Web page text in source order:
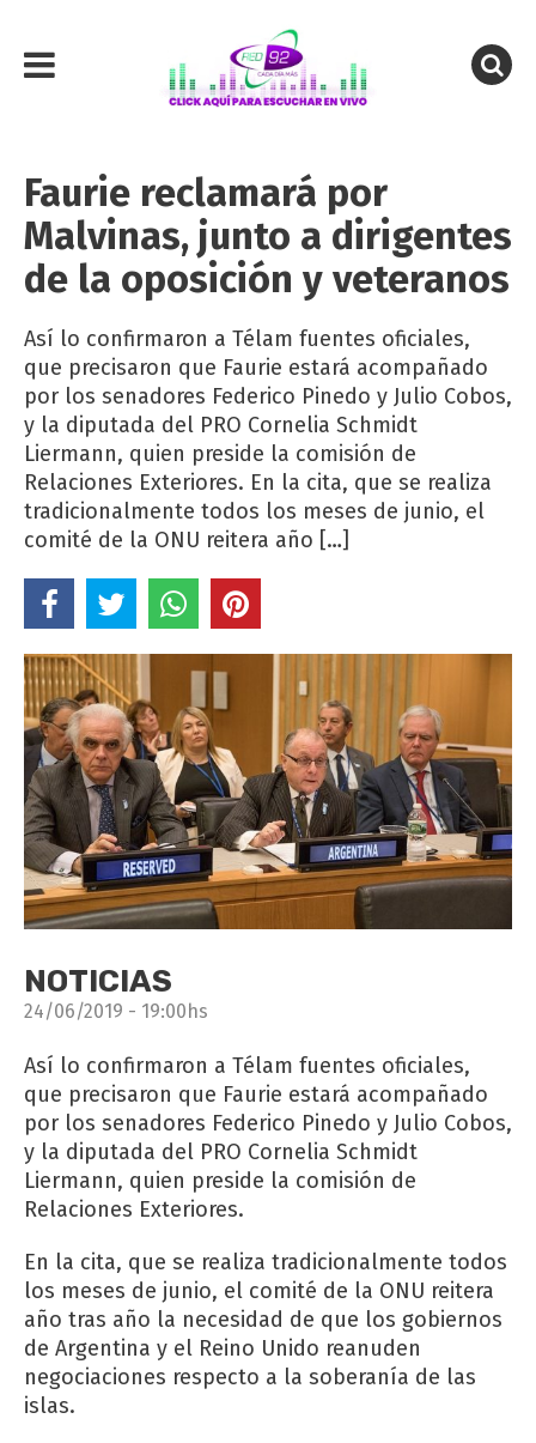
Faurie reclamará por
Malvinas, junto a dirigentes
de la oposición y veteranos
Así lo confirmaron a Télam fuentes oficiales,
que precisaron que Faurie estará acompañado
por los senadores Federico Pinedo y Julio Cobos,
y la diputada del PRO Cornelia Schmidt
Liermann, quien preside la comisión de
Relaciones Exteriores. En la cita, que se realiza
tradicionalmente todos los meses de junio, el
comité de la ONU reitera año […]
NOTICIAS
24/06/2019 - 19:00hs
Así lo confirmaron a Télam fuentes oficiales,
que precisaron que Faurie estará acompañado
por los senadores Federico Pinedo y Julio Cobos,
y la diputada del PRO Cornelia Schmidt
Liermann, quien preside la comisión de
Relaciones Exteriores.
En la cita, que se realiza tradicionalmente todos
los meses de junio, el comité de la ONU reitera
año tras año la necesidad de que los gobiernos
de Argentina y el Reino Unido reanuden
negociaciones respecto a la soberanía de las
islas.